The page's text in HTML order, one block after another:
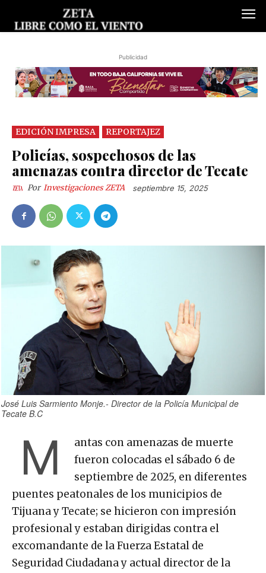
Publicidad
EDICIÓN IMPRESA REPORTAJEZ
Policías, sospechosos de las
amenazas contra director de Tecate
Por Investigaciones ZETA septiembre 15, 2025
José Luis Sarmiento Monje.- Director de la Policía Municipal de
Tecate B.C
M
antas con amenazas de muerte
fueron colocadas el sábado 6 de
septiembre de 2025, en diferentes
puentes peatonales de los municipios de
Tijuana y Tecate; se hicieron con impresión
profesional y estaban dirigidas contra el
excomandante de la Fuerza Estatal de
Seguridad Ciudadana y actual director de la